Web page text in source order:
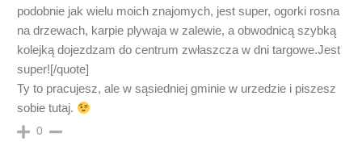
podobnie jak wielu moich znajomych, jest super, ogorki rosna
na drzewach, karpie plywaja w zalewie, a obwodnicą szybką
kolejką dojezdzam do centrum zwłaszcza w dni targowe.Jest
super![/quote]
Ty to pracujesz, ale w sąsiedniej gminie w urzedzie i piszesz
sobie tutaj.
0